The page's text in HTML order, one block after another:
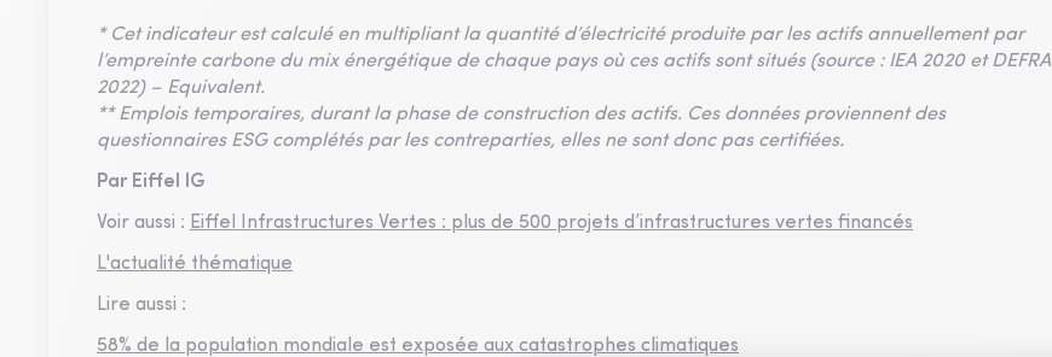
* Cet indicateur est calculé en multipliant la quantité d’électricité produite par les actifs annuellement par
l’empreinte carbone du mix énergétique de chaque pays où ces actifs sont situés (source : IEA 2020 et DEFRA
2022) – Equivalent.
** Emplois temporaires, durant la phase de construction des actifs. Ces données proviennent des
questionnaires ESG complétés par les contreparties, elles ne sont donc pas certifiées.
Par Eiffel IG
Voir aussi : Eiffel Infrastructures Vertes : plus de 500 projets d’infrastructures vertes financés
L'actualité thématique
Lire aussi :
58% de la population mondiale est exposée aux catastrophes climatiques